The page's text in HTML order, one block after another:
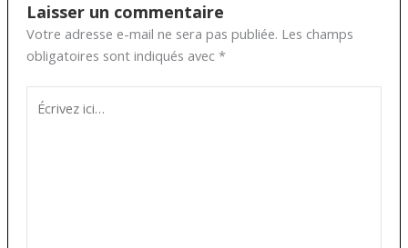
Laisser un commentaire
Votre adresse e-mail ne sera pas publiée. Les champs
obligatoires sont indiqués avec *
ici…